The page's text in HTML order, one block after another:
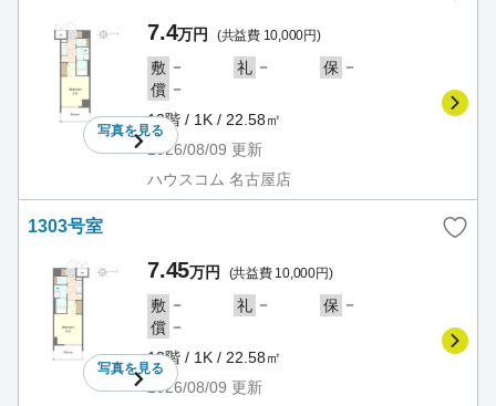
写真を見る
7.4万円 (共益費 10,000円)
敷 － 礼 － 保 －
償 －
13階 / 1K / 22.58㎡
2026/08/09 更新
ハウスコム 名古屋店
1303号室
写真を見る
7.45万円 (共益費 10,000円)
敷 － 礼 － 保 －
償 －
13階 / 1K / 22.58㎡
2026/08/09 更新